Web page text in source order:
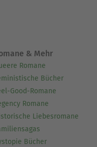
& Mehr
Romane
Bücher
Good-Romane
Romane
Liebesromane
Bücher